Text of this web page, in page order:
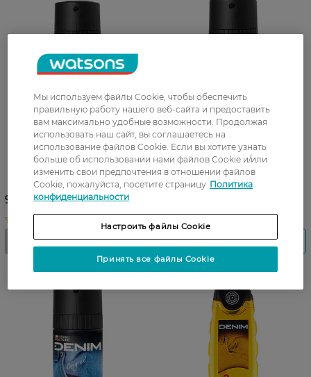
Дезодорант-спрей Denim
Black 150 мл
99,99 ГРН
Дезодорант-спрей Denim
Gold 150 мл
Мы используем файлы Cookie, чтобы обеспечить
правильную работу нашего веб-сайта и предоставить
вам максимально удобные возможности. Продолжая
использовать наш сайт, вы соглашаетесь на
использование файлов Cookie. Если вы хотите узнать
больше об использовании нами файлов Cookie и/или
изменить свои предпочтения в отношении файлов
Cookie, пожалуйста, посетите страницу Политика
конфиденциальности
Настроить файлы Cookie
Принять все файлы Cookie